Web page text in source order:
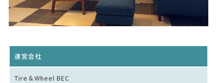
運営会社
Tire＆Wheel BEC